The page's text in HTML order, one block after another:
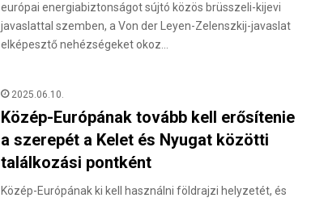
európai energiabiztonságot sújtó közös brüsszeli-kijevi
javaslattal szemben, a Von der Leyen-Zelenszkij-javaslat
elképesztő nehézségeket okoz…
2025.06.10.
Közép-Európának tovább kell erősítenie
a szerepét a Kelet és Nyugat közötti
találkozási pontként
Közép-Európának ki kell használni földrajzi helyzetét, és